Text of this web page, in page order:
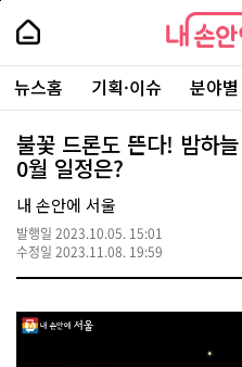
본
로
가
내
손
안
에
서
울
-
서
울
시
대
표
소
통
포
내
손
에
울
주
요
서
뉴스홈 기획·이슈 분야
불꽃 드론도 뜬다! 밤하
0월 일정은?
내 손안에 서울
발행일 2023.10.05. 15:01
수정일 2023.11.08. 19:59
페
상
단
로